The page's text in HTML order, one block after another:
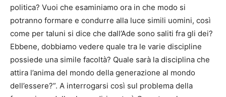
politica? Vuoi che esaminiamo ora in che modo si
potranno formare e condurre alla luce simili uomini, così
come per taluni si dice che dall’Ade sono saliti fra gli dei?
Ebbene, dobbiamo vedere quale tra le varie discipline
possiede una simile facoltà? Quale sarà la disciplina che
attira l’anima del mondo della generazione al mondo
dell’essere?”. A interrogarsi così sul problema della